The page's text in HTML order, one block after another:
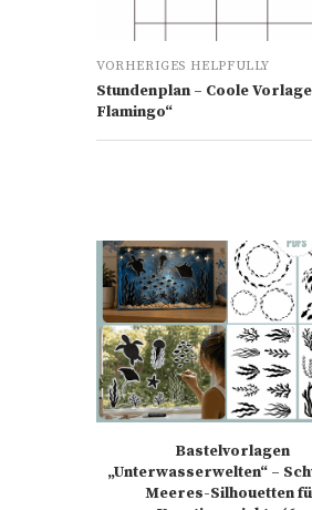
VORHERIGES HELPFULLY
Stundenplan – Coole
Flamingo“
Bastelvorlagen
„Unterwasserwelten“ –
Meeres-Silhouetten